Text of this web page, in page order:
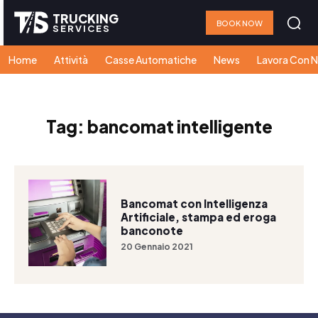
TRUCKING
SERVICES BOOK NOW
Home Attività Casse Automatiche News Lavora Con
Tag: bancomat intelligente
Bancomat con Intelligenza
Artificiale, stampa ed eroga
banconote
20 Gennaio 2021